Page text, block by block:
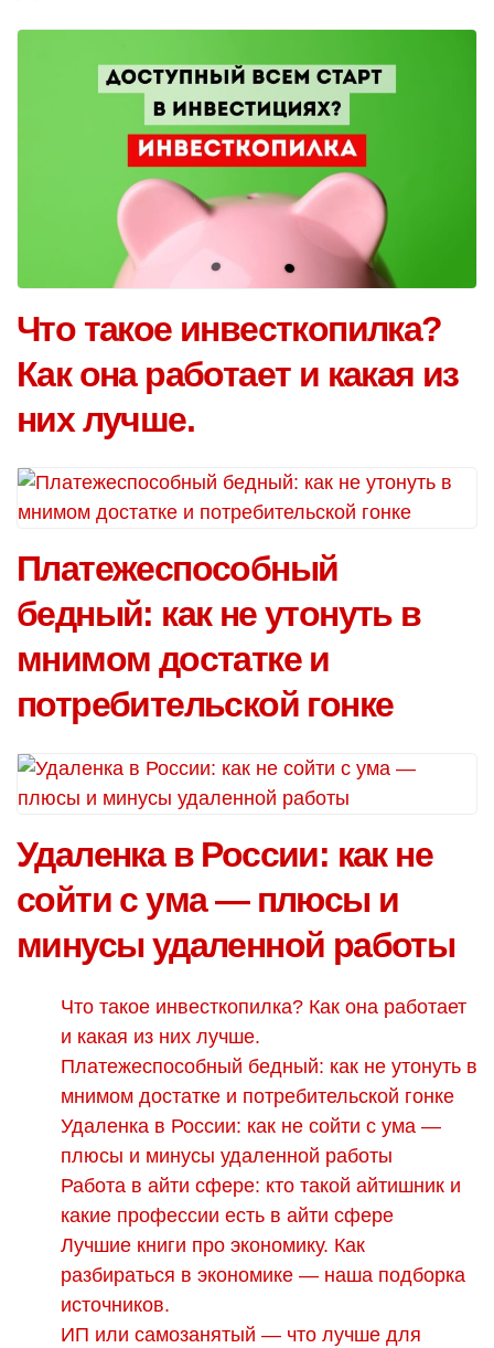
Что такое инвесткопилка?
Как она работает и какая из
них лучше.
Платежеспособный
бедный: как не утонуть в
мнимом достатке и
потребительской гонке
Удаленка в России: как не
сойти с ума — плюсы и
минусы удаленной работы
Что такое инвесткопилка? Как она работает
и какая из них лучше.
Платежеспособный бедный: как не утонуть в
мнимом достатке и потребительской гонке
Удаленка в России: как не сойти с ума —
плюсы и минусы удаленной работы
Работа в айти сфере: кто такой айтишник и
какие профессии есть в айти сфере
Лучшие книги про экономику. Как
разбираться в экономике — наша подборка
источников.
ИП или самозанятый — что лучше для